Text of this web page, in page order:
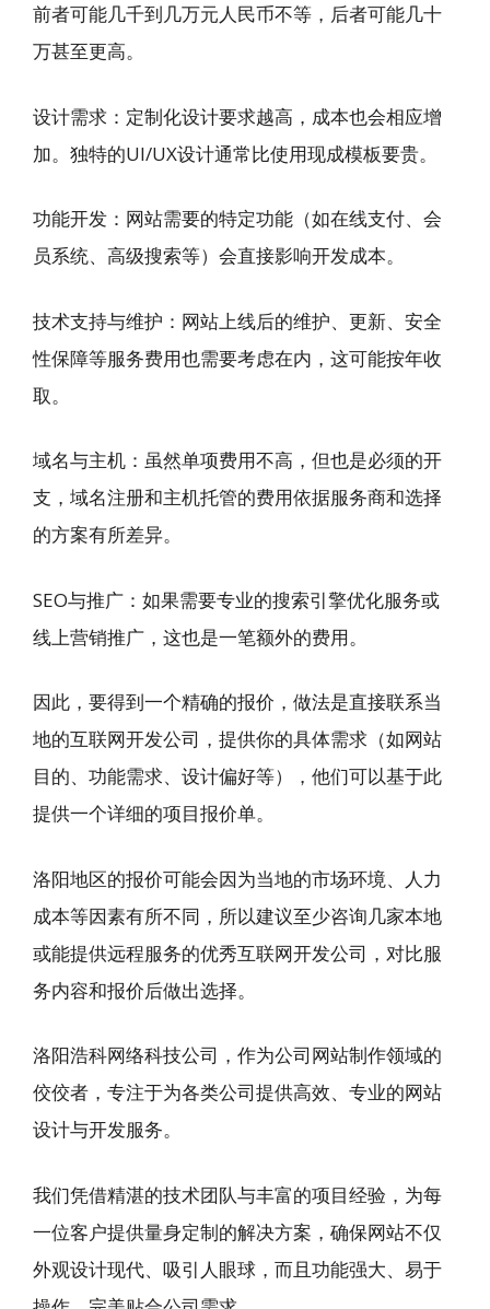
前者可能几千到几万元人民币不等，后者可能几十
万甚至更高。
设计需求：定制化设计要求越高，成本也会相应增
加。独特的UI/UX设计通常比使用现成模板要贵。
功能开发：网站需要的特定功能（如在线支付、会
员系统、高级搜索等）会直接影响开发成本。
技术支持与维护：网站上线后的维护、更新、安全
性保障等服务费用也需要考虑在内，这可能按年收
取。
域名与主机：虽然单项费用不高，但也是必须的开
支，域名注册和主机托管的费用依据服务商和选择
的方案有所差异。
SEO与推广：如果需要专业的搜索引擎优化服务或
线上营销推广，这也是一笔额外的费用。
因此，要得到一个精确的报价，做法是直接联系当
地的互联网开发公司，提供你的具体需求（如网站
目的、功能需求、设计偏好等），他们可以基于此
提供一个详细的项目报价单。
洛阳地区的报价可能会因为当地的市场环境、人力
成本等因素有所不同，所以建议至少咨询几家本地
或能提供远程服务的优秀互联网开发公司，对比服
务内容和报价后做出选择。
洛阳浩科网络科技公司，作为公司网站制作领域的
佼佼者，专注于为各类公司提供高效、专业的网站
设计与开发服务。
我们凭借精湛的技术团队与丰富的项目经验，为每
一位客户提供量身定制的解决方案，确保网站不仅
外观设计现代、吸引人眼球，而且功能强大、易于